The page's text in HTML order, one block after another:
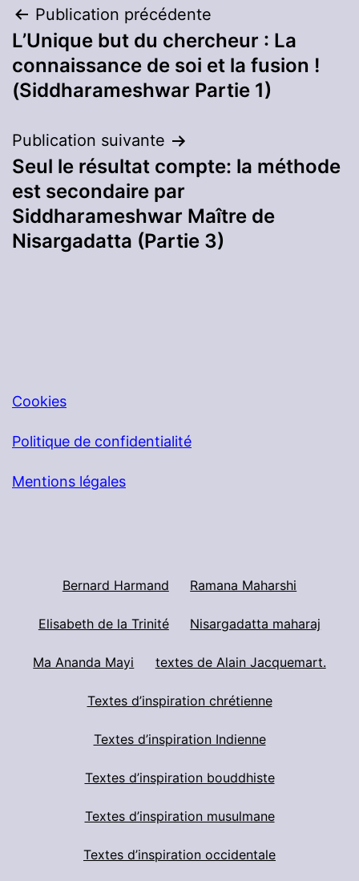
Navigation
de
l’article
Publication précédente
L’Unique but du chercheur : La
connaissance de soi et la fusion !
(Siddharameshwar Partie 1)
Publication suivante
Seul le résultat compte: la méthode
est secondaire par
Siddharameshwar Maître de
Nisargadatta (Partie 3)
Cookies
Politique de confidentialité
Mentions légales
Bernard Harmand Ramana Maharshi
Elisabeth de la Trinité Nisargadatta maharaj
Ma Ananda Mayi textes de Alain Jacquemart.
Textes d’inspiration chrétienne
Textes d’inspiration Indienne
Textes d’inspiration bouddhiste
Textes d’inspiration musulmane
Textes d’inspiration occidentale